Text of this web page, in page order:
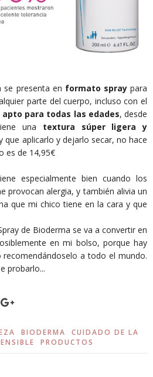
se presenta en formato spraypara
parte del cuerpo, incluso con el
apto para todas las edades, desde
una textura súper ligera y
que aplicarlo y dejarlo secar, no hace
es de 14,95€
especialmente bien cuando los
provocan alergia, y también alivia un
que mi chico tiene en la cara y que
de Bioderma se va a convertir en
en mi bolso, porque hay
a todo el mundo.
probarlo...
BIODERMA
CUIDADO DE LA
PRODUCTOS